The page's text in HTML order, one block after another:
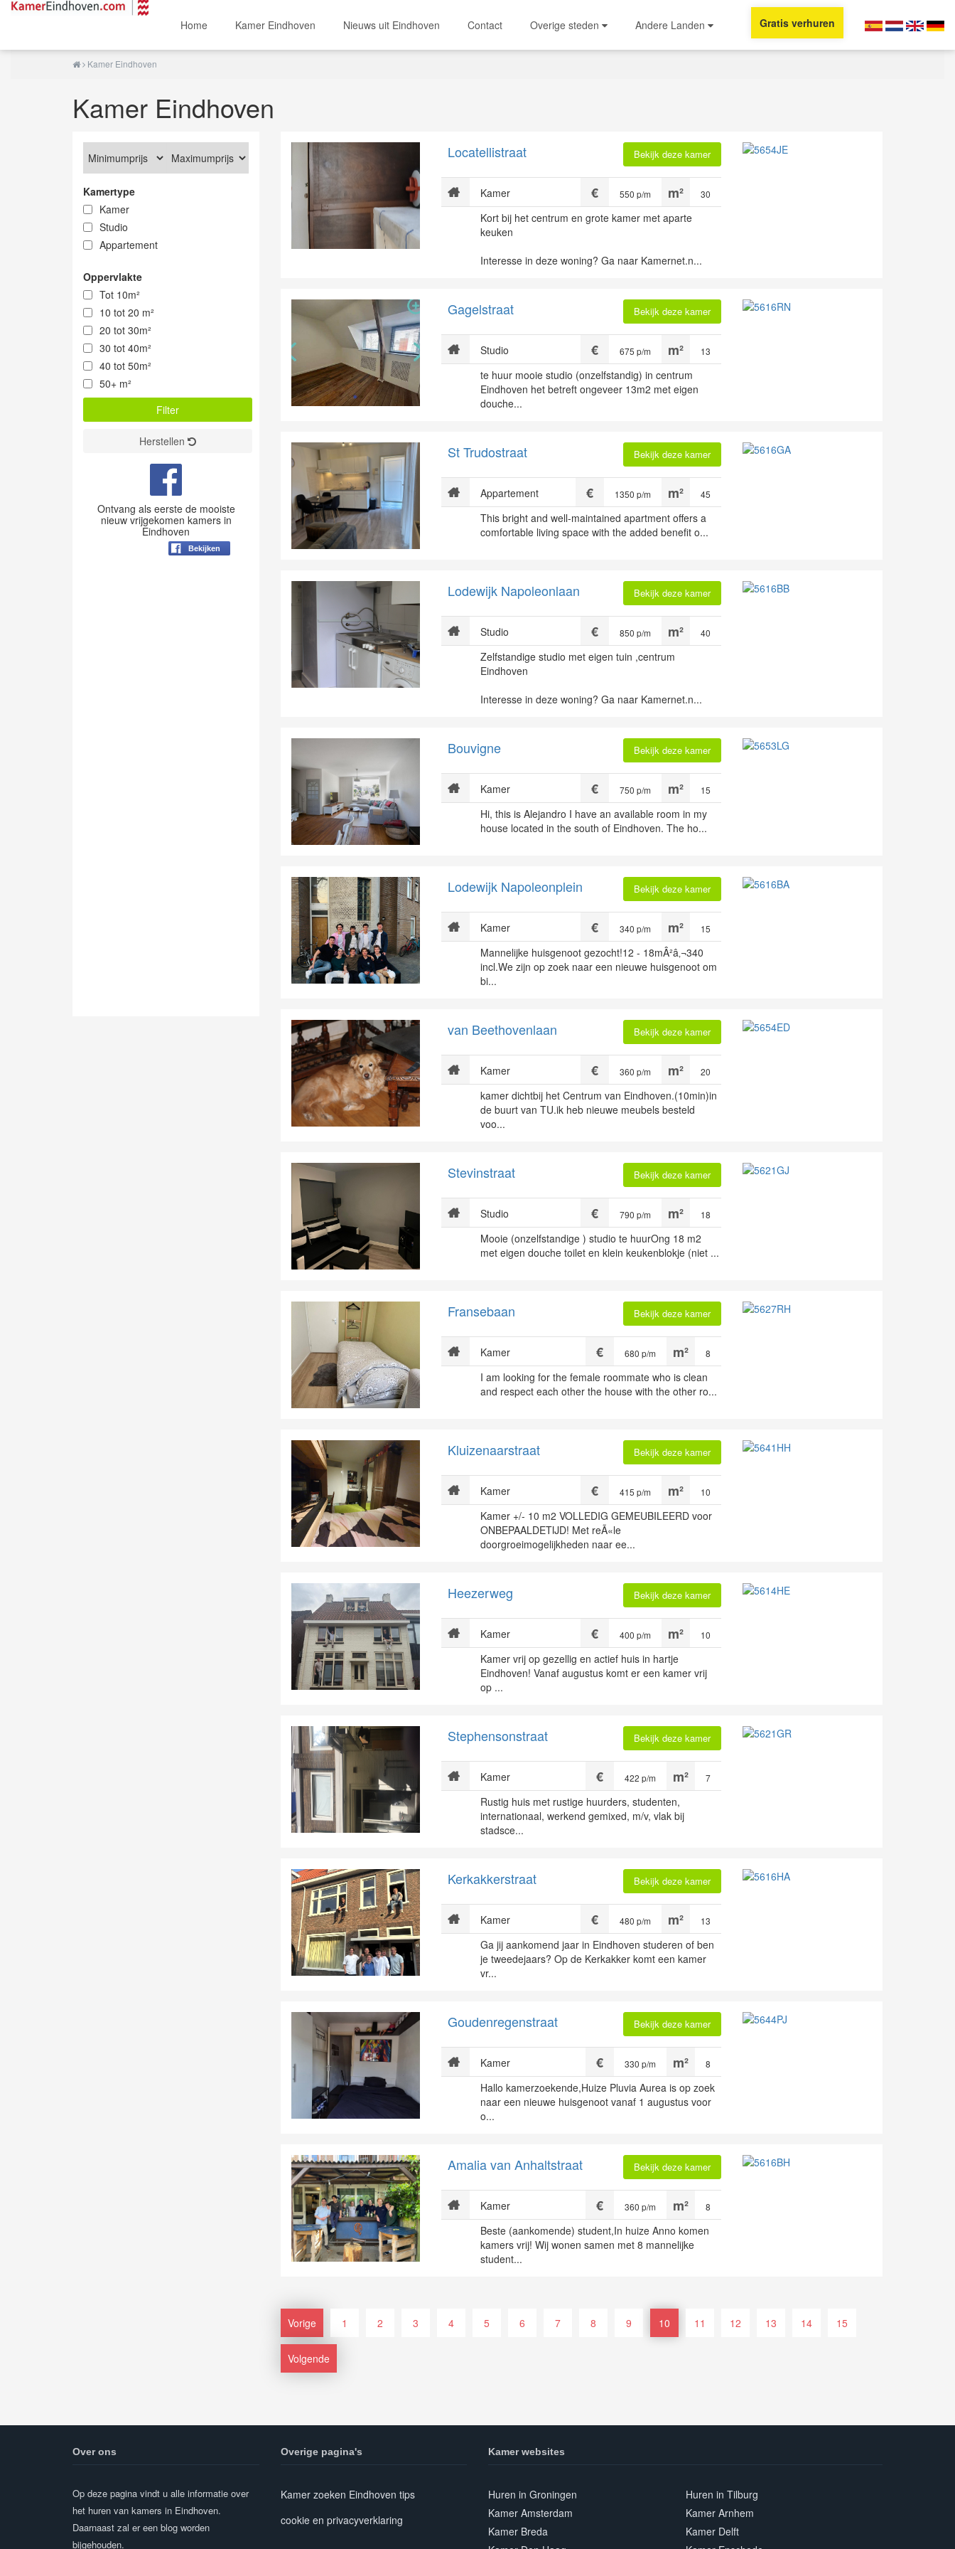
Home Kamer Eindhoven Nieuws uit Eindhoven Contact Overige steden Andere Landen Gratis verhuren
Kamer Eindhoven
Kamer Eindhoven
Kamertype
Kamer
Studio
Appartement
Oppervlakte
Tot 10m²
10 tot 20 m²
20 tot 30m²
30 tot 40m²
40 tot 50m²
50+ m²
Herstellen
Ontvang als eerste de mooiste
nieuw vrijgekomen kamers in
Eindhoven
Bekijken
Locatellistraat Bekijk deze kamer
Kamer 30
550 p/m
Kort bij het centrum en grote kamer met aparte
keuken
Interesse in deze woning? Ga naar Kamernet.n...
Gagelstraat Bekijk deze kamer
Studio 13
675 p/m
te huur mooie studio (onzelfstandig) in centrum
Eindhoven het betreft ongeveer 13m2 met eigen
douche...
St Trudostraat Bekijk deze kamer
Appartement 45
1350 p/m
This bright and well-maintained apartment offers a
comfortable living space with the added benefit o...
Lodewijk Napoleonlaan Bekijk deze kamer
Studio 40
850 p/m
Zelfstandige studio met eigen tuin ,centrum
Eindhoven
Interesse in deze woning? Ga naar Kamernet.n...
Bouvigne Bekijk deze kamer
Kamer 15
750 p/m
Hi, this is Alejandro I have an available room in my
house located in the south of Eindhoven. The ho...
Lodewijk Napoleonplein Bekijk deze kamer
Kamer 15
340 p/m
Mannelijke huisgenoot gezocht!12 - 18mÂ²â‚¬340
incl.We zijn op zoek naar een nieuwe huisgenoot om
bi...
van Beethovenlaan Bekijk deze kamer
Kamer 20
360 p/m
kamer dichtbij het Centrum van Eindhoven.(10min)in
de buurt van TU.ik heb nieuwe meubels besteld
voo...
Stevinstraat Bekijk deze kamer
Studio 18
790 p/m
Mooie (onzelfstandige ) studio te huurOng 18 m2
met eigen douche toilet en klein keukenblokje (niet ...
Fransebaan Bekijk deze kamer
Kamer 8
680 p/m
I am looking for the female roommate who is clean
and respect each other the house with the other ro...
Kluizenaarstraat Bekijk deze kamer
Kamer 10
415 p/m
Kamer +/- 10 m2 VOLLEDIG GEMEUBILEERD voor
ONBEPAALDETIJD! Met reÃ«le
doorgroeimogelijkheden naar ee...
Heezerweg Bekijk deze kamer
Kamer 10
400 p/m
Kamer vrij op gezellig en actief huis in hartje
Eindhoven! Vanaf augustus komt er een kamer vrij
op ...
Stephensonstraat Bekijk deze kamer
Kamer 7
422 p/m
Rustig huis met rustige huurders, studenten,
internationaal, werkend gemixed, m/v, vlak bij
stadsce...
Kerkakkerstraat Bekijk deze kamer
Kamer 13
480 p/m
Ga jij aankomend jaar in Eindhoven studeren of ben
je tweedejaars? Op de Kerkakker komt een kamer
vr...
Goudenregenstraat Bekijk deze kamer
Kamer 8
330 p/m
Hallo kamerzoekende,Huize Pluvia Aurea is op zoek
naar een nieuwe huisgenoot vanaf 1 augustus voor
o...
Amalia van Anhaltstraat Bekijk deze kamer
Kamer 8
360 p/m
Beste (aankomende) student,In huize Anno komen
kamers vrij! Wij wonen samen met 8 mannelijke
student...
Vorige 1 2 3 4 5 6 7 8 9 10 11 12 13 14 15
Volgende
Over ons
Op deze pagina vindt u alle informatie over
het huren van kamers in Eindhoven.
Daarnaast zal er een blog worden
bijgehouden.
Overige pagina's
Kamer zoeken Eindhoven tips
cookie en privacyverklaring
Kamer websites
Huren in Groningen
Huren in Tilburg
Kamer Amsterdam
Kamer Arnhem
Kamer Breda
Kamer Delft